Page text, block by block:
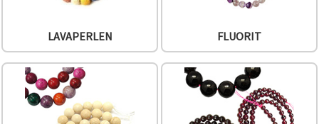
LAVAPERLEN FLUORIT